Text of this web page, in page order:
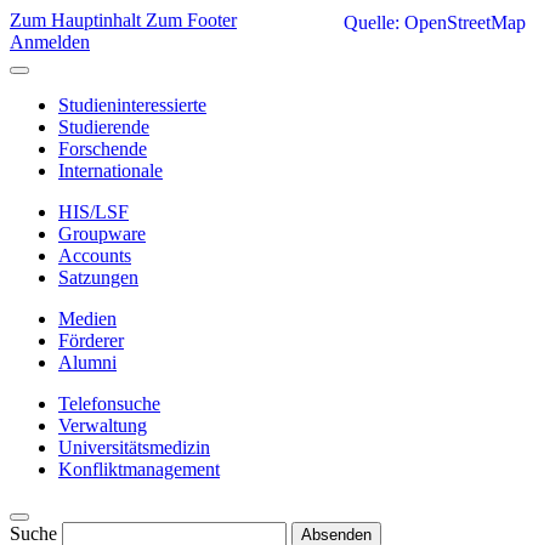
Zum Hauptinhalt Zum Footer
Anmelden
Studieninteressierte
Studierende
Forschende
Internationale
HIS/LSF
Groupware
Accounts
Satzungen
Medien
Förderer
Alumni
Telefonsuche
Verwaltung
Universitätsmedizin
Konfliktmanagement
Suche Absenden
Quelle: OpenStreetMap